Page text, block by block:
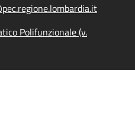
Polifunzionale (v.